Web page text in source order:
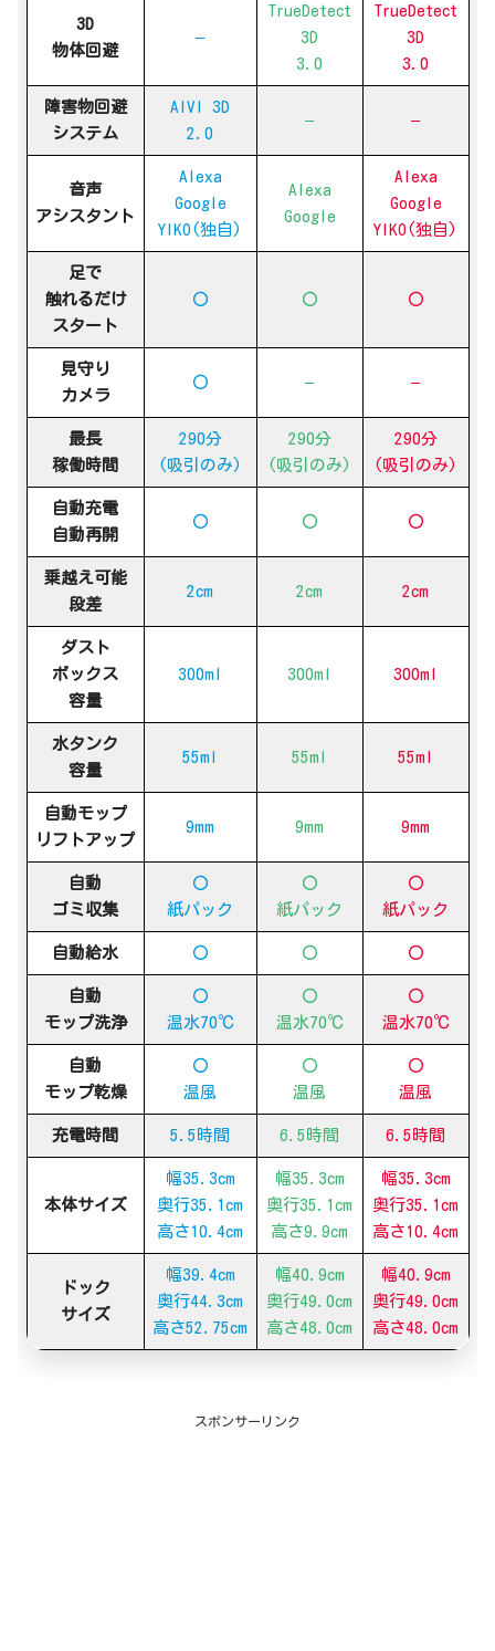
3D
物体回避
–
TrueDetect
3D
3.0
TrueDetect
3D
3.0
障害物回避
システム
AIVI 3D
2.0
– –
音声
アシスタント
Alexa
Google
YIKO(独自)
Alexa
Google
Alexa
Google
YIKO(独自)
足で
触れるだけ
スタート
〇 〇 〇
見守り
カメラ
〇 – –
最長
稼働時間
290分
(吸引のみ)
290分
(吸引のみ)
290分
(吸引のみ)
自動充電
自動再開
〇 〇 〇
乗越え可能
段差
2cm 2cm 2cm
ダスト
ボックス
容量
300ml 300ml 300ml
水タンク
容量
55ml 55ml 55ml
自動モップ
リフトアップ
9mm 9mm 9mm
自動
ゴミ収集
〇
紙パック
〇
紙パック
〇
紙パック
自動給水 〇 〇 〇
自動
モップ洗浄
〇
温水70℃
〇
温水70℃
〇
温水70℃
自動
モップ乾燥
〇
温風
〇
温風
〇
温風
充電時間 5.5時間 6.5時間 6.5時間
本体サイズ
幅35.3cm
奥行35.1cm
高さ10.4cm
幅35.3cm
奥行35.1cm
高さ9.9cm
幅35.3cm
奥行35.1cm
高さ10.4cm
ドック
サイズ
幅39.4cm
奥行44.3cm
高さ52.75cm
幅40.9cm
奥行49.0cm
高さ48.0cm
幅40.9cm
奥行49.0cm
高さ48.0cm
スポンサーリンク